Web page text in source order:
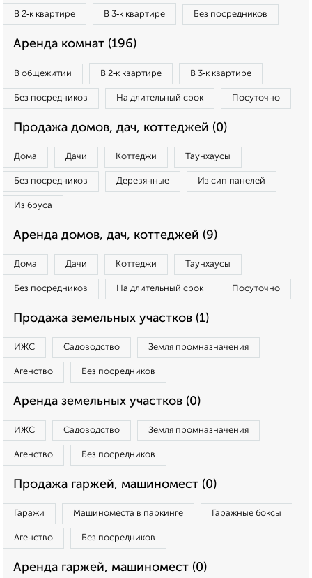
В 2‑к квартире В 3‑к квартире Без посредников
Аренда комнат (196)
В общежитии В 2‑к квартире В 3‑к квартире
Без посредников На длительный срок Посуточно
Продажа домов, дач, коттеджей (0)
Дома Дачи Коттеджи Таунхаусы
Без посредников Деревянные Из сип панелей
Из бруса
Аренда домов, дач, коттеджей (9)
Дома Дачи Коттеджи Таунхаусы
Без посредников На длительный срок Посуточно
Продажа земельных участков (1)
ИЖС Садоводство Земля промназначения
Агенство Без посредников
Аренда земельных участков (0)
ИЖС Садоводство Земля промназначения
Агенство Без посредников
Продажа гаржей, машиномест (0)
Гаражи Машиноместа в паркинге Гаражные боксы
Агенство Без посредников
Аренда гаржей, машиномест (0)